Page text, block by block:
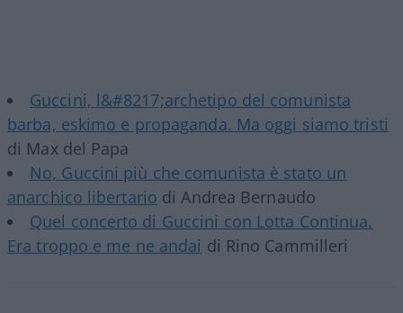
Guccini, l&#8217;archetipo del comunista
barba, eskimo e propaganda. Ma oggi siamo tristi
di Max del Papa
No, Guccini più che comunista è stato un
anarchico libertario di Andrea Bernaudo
Quel concerto di Guccini con Lotta Continua.
Era troppo e me ne andai di Rino Cammilleri